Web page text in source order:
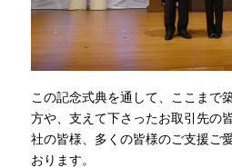
この記念式典を通して、ここまで
方や、支えて下さったお取引先の
社の皆様、多くの皆様のご支援ご
おります。